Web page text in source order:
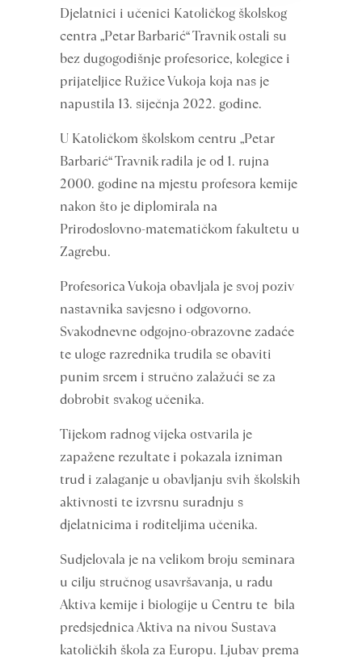
Djelatnici i učenici Katoličkog školskog
centra „Petar Barbarić“ Travnik ostali su
bez dugogodišnje profesorice, kolegice i
prijateljice Ružice Vukoja koja nas je
napustila 13. siječnja 2022. godine.
U Katoličkom školskom centru „Petar
Barbarić“ Travnik radila je od 1. rujna
2000. godine na mjestu profesora kemije
nakon što je diplomirala na
Prirodoslovno-matematičkom fakultetu u
Zagrebu.
Profesorica Vukoja obavljala je svoj poziv
nastavnika savjesno i odgovorno.
Svakodnevne odgojno-obrazovne zadaće
te uloge razrednika trudila se obaviti
punim srcem i stručno zalažući se za
dobrobit svakog učenika.
Tijekom radnog vijeka ostvarila je
zapažene rezultate i pokazala izniman
trud i zalaganje u obavljanju svih školskih
aktivnosti te izvrsnu suradnju s
djelatnicima i roditeljima učenika.
Sudjelovala je na velikom broju seminara
u cilju stručnog usavršavanja, u radu
Aktiva kemije i biologije u Centru te bila
predsjednica Aktiva na nivou Sustava
katoličkih škola za Europu. Ljubav prema